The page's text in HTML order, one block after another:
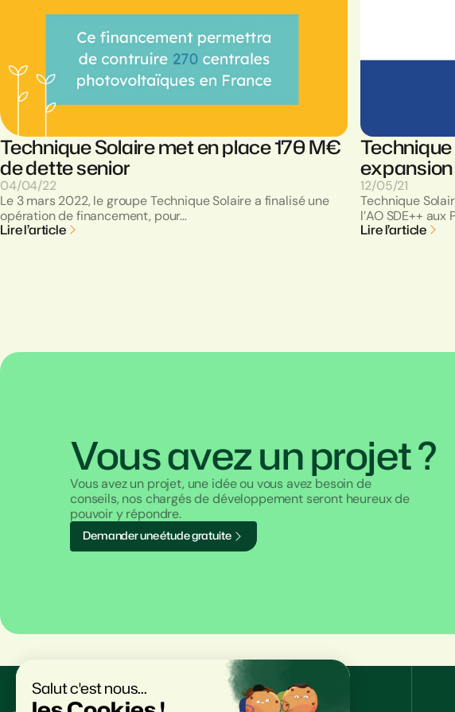
Technique Solaire met en place 170 M€
de dette senior
04/04/22
Le 3 mars 2022, le groupe Technique Solaire a finalisé une
opération de financement, pour…
Lire l’article
12/05/21
Technique
l’AO SDE++
Lire l’article
Vous avez un projet ?
Vous avez un projet, une idée ou vous avez besoin de
conseils, nos chargés de développement seront heureux de
pouvoir y répondre.
Demanderuneétudegratuite